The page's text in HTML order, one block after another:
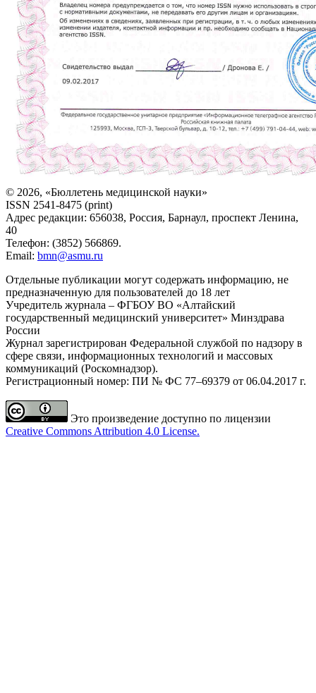
© 2026, «Бюллетень медицинской науки»
ISSN 2541-8475 (print)
Адрес редакции: 656038, Россия, Барнаул, проспект Ленина,
40
Телефон: (3852) 566869.
Email: bmn@asmu.ru
Отдельные публикации могут содержать информацию, не
предназначенную для пользователей до 18 лет
Учредитель журнала – ФГБОУ ВО «Алтайский
государственный медицинский университет» Минздрава
России
Журнал зарегистрирован Федеральной службой по надзору в
сфере связи, информационных технологий и массовых
коммуникаций (Роскомнадзор).
Регистрационный номер: ПИ № ФС 77–69379 от 06.04.2017 г.
Это произведение доступно по лицензии
Creative Commons Attribution 4.0 License.